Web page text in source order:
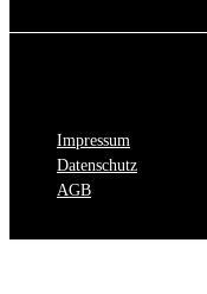
Impressum
Datenschutz
AGB